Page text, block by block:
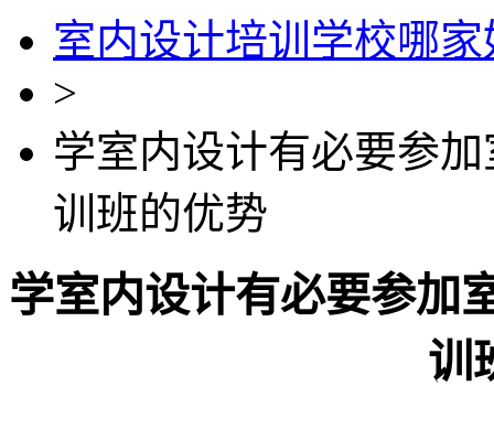
室内设计培训学校哪家
>
学室内设计有必要参
训班的优势
学室内设计有必要参加
训